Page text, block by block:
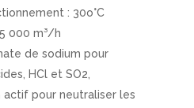
: 30o°C
000 m³/h
de sodium pour
HCl et SO2,
actif pour neutraliser les